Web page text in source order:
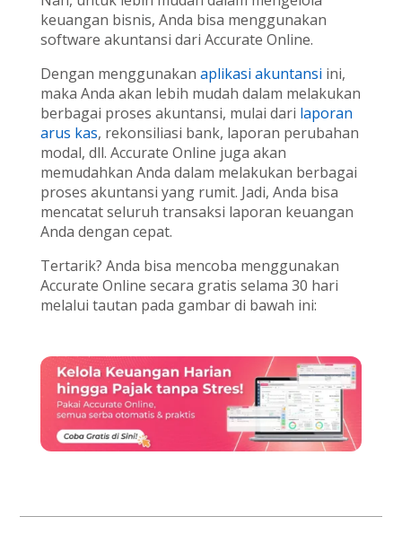
keuangan bisnis, Anda bisa menggunakan
software akuntansi dari Accurate Online.
Dengan menggunakan aplikasi akuntansi ini,
maka Anda akan lebih mudah dalam melakukan
berbagai proses akuntansi, mulai dari laporan
arus kas, rekonsiliasi bank, laporan perubahan
modal, dll. Accurate Online juga akan
memudahkan Anda dalam melakukan berbagai
proses akuntansi yang rumit. Jadi, Anda bisa
mencatat seluruh transaksi laporan keuangan
Anda dengan cepat.
Tertarik? Anda bisa mencoba menggunakan
Accurate Online secara gratis selama 30 hari
melalui tautan pada gambar di bawah ini: